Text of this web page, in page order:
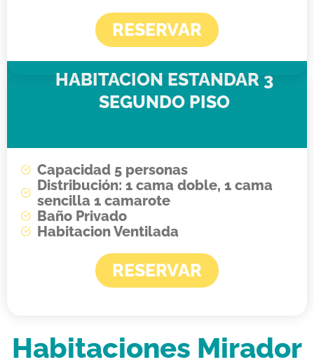
HABITACION ESTANDAR 3
SEGUNDO PISO
Capacidad 5 personas
Distribución: 1 cama doble, 1 cama
sencilla 1 camarote
Baño Privado
Habitacion Ventilada
RESERVAR
RESERVAR
Habitaciones Mirador